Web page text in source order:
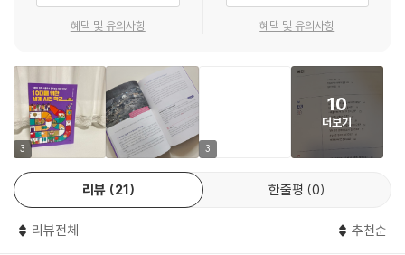
뿐이었죠. 영국에서 유학 중이던 알셰합은 방학 때 잠시 사우디에 들렀다
가 영국으로 다시 돌아가던 길에 체포되었어요. 그녀는 자신의 트위터에
수를 지지하는 글을 올렸어요. 사우디 법원은 알셰합의 이런 행위가 공공
질서를 해치고 범죄자를 지원하는 것이라고 밝혔어요. 이로써 사우디는 여
성 인권뿐 아니라 표현의 자유마저 무모하게 처벌하는 나라임이 드러났어
요.
--- p.99
‘월가를 점령하라’ 시위의 시작. 2011년 9월 캐나다의 한 시민 단체가 만드
는 〈애드버스터스〉라는 잡지에 ‘월가를 점거하라--- p.Occupy Wall Str
는 나라도 있어요. 아무 걱정 없이 편하게 사는 친구도 있지만, 당장의 먹을
거리를 걱정해야 하는 친구, 하루하루 생명의 위협 속에서 살아가는 친구
도 있어요. 안타깝게 어린 나이에 목숨을 잃은 친구도 있죠.
3부는 양성평등의 문제를 다루죠. 21세기가 4분의 1이나 지난 지금도 지
구 곳곳에서는 여성에 대한 차별이 없어지지 않고 있어요. 심지어 차별을
넘어 억압하기까지 하는 나라도 많지요. 세계의 절반은 여성이에요. 단지
요.
혜택 및 유의사항 혜택 및 유의사항
3 3
10
더보기
리뷰 21 한줄평 0
리뷰전체 추천순